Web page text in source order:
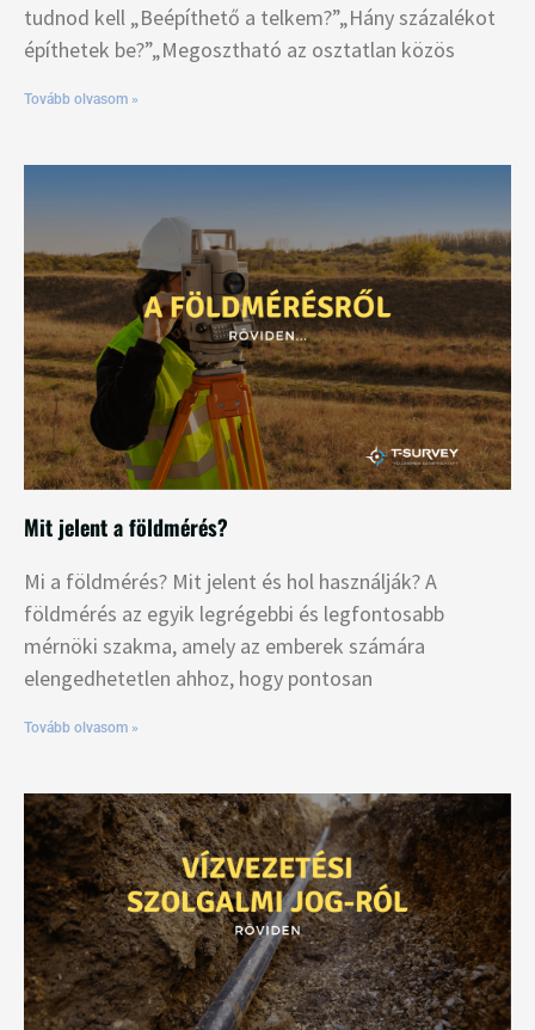
tudnod kell „Beépíthető a telkem?”„Hány százalékot
építhetek be?”„Megosztható az osztatlan közös
Tovább olvasom »
Mit jelent a földmérés?
Mi a földmérés? Mit jelent és hol használják? A
földmérés az egyik legrégebbi és legfontosabb
mérnöki szakma, amely az emberek számára
elengedhetetlen ahhoz, hogy pontosan
Tovább olvasom »